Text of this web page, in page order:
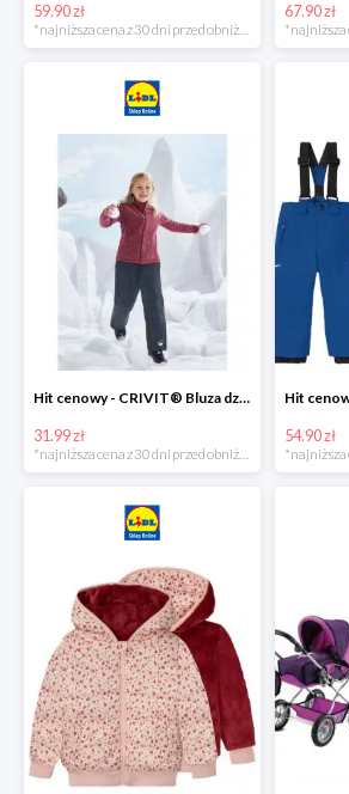
59.90 zł
*najniższa cena z 30 dni przed obniżką
67.90 zł
Hit cenowy - CRIVIT® Bluza dziewczęca z polaru
31.99 zł 54.90 zł